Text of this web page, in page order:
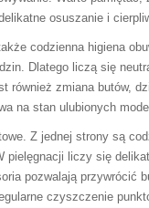
osuszanie i
codzienna higiena
Dlatego liczą się
również zmiana butów,
na stan ulubionych
Z jednej strony są
pielęgnacji liczy się
pozwalają przywrócić
czyszczenie